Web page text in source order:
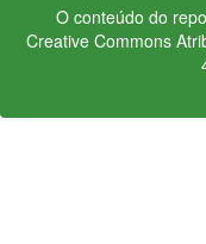
O conteúdo do
Creative Commons